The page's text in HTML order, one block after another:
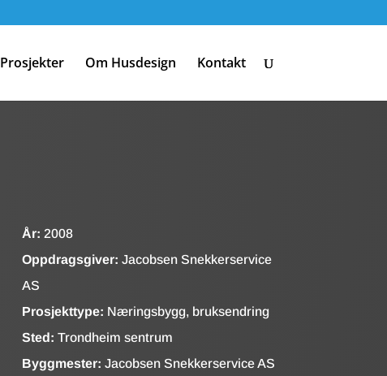
Prosjekter Om Husdesign Kontakt
År: 2008
Oppdragsgiver: Jacobsen Snekkerservice
AS
Prosjekttype: Næringsbygg, bruksendring
Sted: Trondheim sentrum
Byggmester: Jacobsen Snekkerservice AS